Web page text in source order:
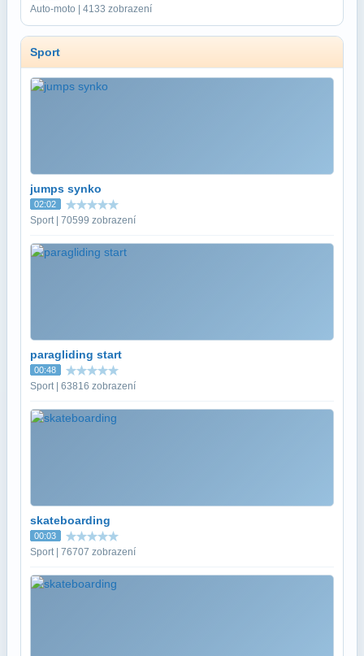
Auto-moto | 4133 zobrazení
Sport
jumps synko
02:02
Sport | 70599 zobrazení
paragliding start
00:48
Sport | 63816 zobrazení
skateboarding
00:03
Sport | 76707 zobrazení